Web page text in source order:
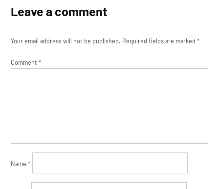
Leave a comment
Your email address will not be published. Required fields are marked*
Comment*
Name*